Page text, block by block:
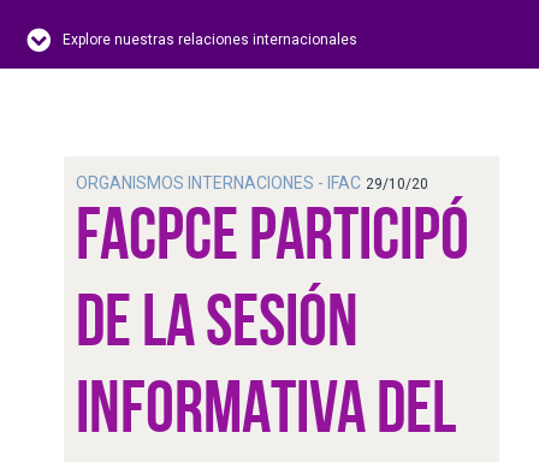
Explore nuestras relaciones internacionales
ORGANISMOS INTERNACIONES - IFAC 29/10/20
FACPCE PARTICIPÓ
DE LA SESIÓN
INFORMATIVA DEL